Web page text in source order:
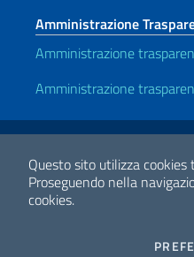
Questo sito utilizza cookies
Proseguendo nella
cookies.
Amministrazione
Amministrazione
Amministrazione
Link Utili